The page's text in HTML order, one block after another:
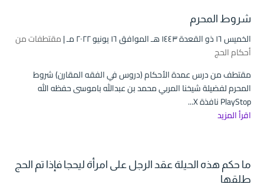
شروط المحرم
الخميس ۱٦ ذو القعدة ۱٤٤۳ هـ الموافق ۱٦ يونيو ۲۰۲۲ مـ |
مقتطفات من
أحكام الحج
مقتطف من درس عمدة الأحكام (دروس في الفقه المقارن) شروط
المحرم لفضيلة شيخنا المربي محمد بن عبدالله باموسى حفظه الله
PlayStop نافذة X...
اقرأ المزيد
ما حكم هذه الحيلة عقد الرجل على امرأة ليحجا فإذا تم الحج
طلقها